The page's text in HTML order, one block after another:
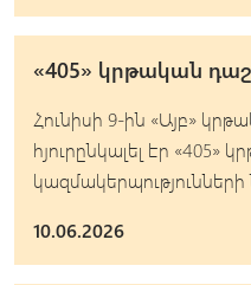
«405» կրթական
Հունիսի 9-ին «Այբ»
հյուրընկալել էր
կազմակերպությունների
10.06.2026